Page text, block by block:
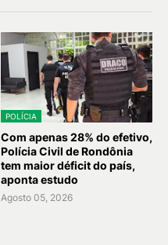
POLÍCIA
Com apenas 28% do efetivo,
Polícia Civil de Rondônia
tem maior déficit do país,
aponta estudo
Agosto 05, 2026